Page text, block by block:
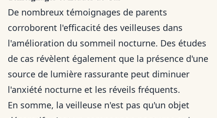
De nombreux témoignages de parents
corroborent l'efficacité des veilleuses dans
l'amélioration du sommeil nocturne. Des études
de cas révèlent également que la présence d'une
source de lumière rassurante peut diminuer
l'anxiété nocturne et les réveils fréquents.
En somme, la veilleuse n'est pas qu'un objet